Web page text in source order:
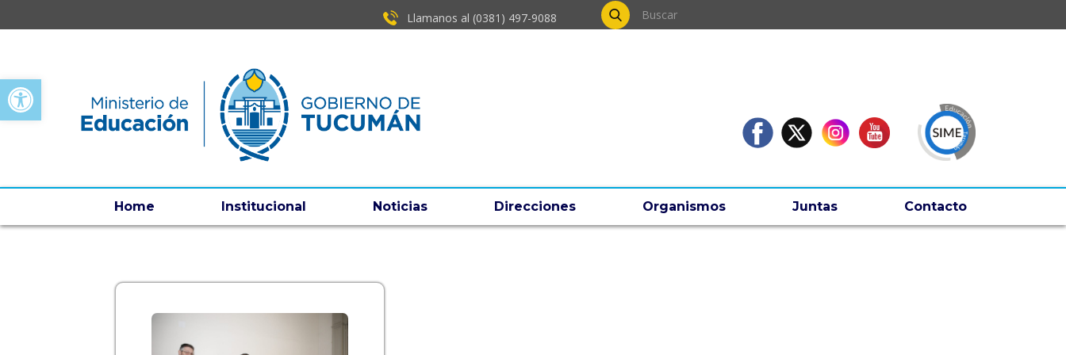
Open toolbar
Llamanos al (0381) ​497-9088
Home Institucional Noticias Direcciones Organismos Juntas Contacto